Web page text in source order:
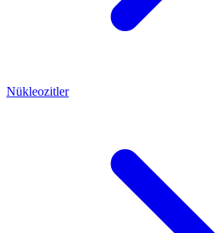
Nükleozitler